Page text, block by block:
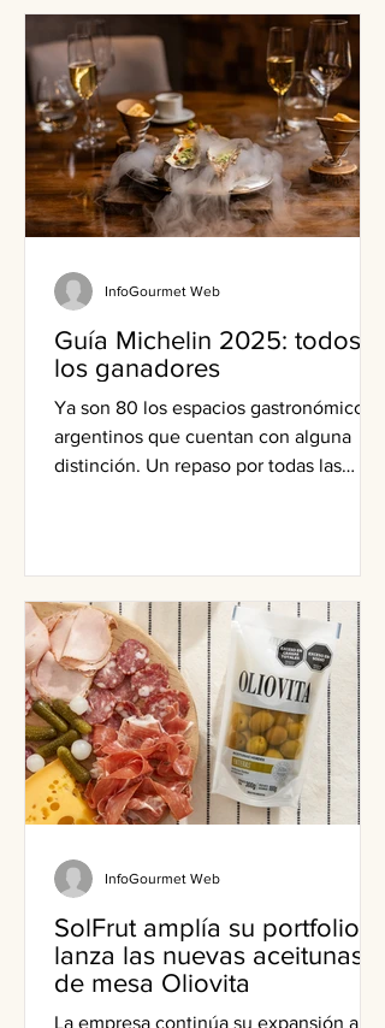
Guía Michelin 2025: todos
los ganadores
Ya son 80 los espacios gastronómicos
argentinos que cuentan con alguna
distinción. Un repaso por todas las
InfoGourmet Web
SolFrut amplía su portfolio y
lanza las nuevas aceitunas
de mesa Oliovita
La empresa continúa su expansión a
InfoGourmet Web